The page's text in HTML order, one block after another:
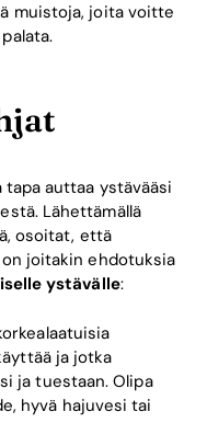
muistoja, joita voitte
auttaa ystävääsi
Lähettämällä
osoitat, että
joitakin ehdotuksia
ystävälle:
ja jotka
ja tuestaan. Olipa
hyvä hajuvesi tai